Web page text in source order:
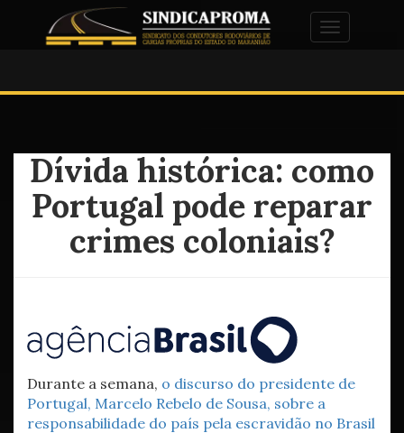
Alternar
Dívida histórica: como
Portugal pode reparar
crimes coloniais?
Durante a semana, o discurso do presidente de
Portugal, Marcelo Rebelo de Sousa, sobre a
responsabilidade do país pela escravidão no Brasil